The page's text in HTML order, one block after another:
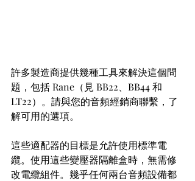
許多製造商提供幾種工具來解決這個問
題，包括 Rane（見 BB22、BB44 和
LT22）。請與您的音頻經銷商聯繫，了
解可用的選項。
這些適配器的目標是允許使用標準電
纜。使用這些變壓器隔離盒時，無需修
改電纜組件。幾乎任何兩台音頻設備都